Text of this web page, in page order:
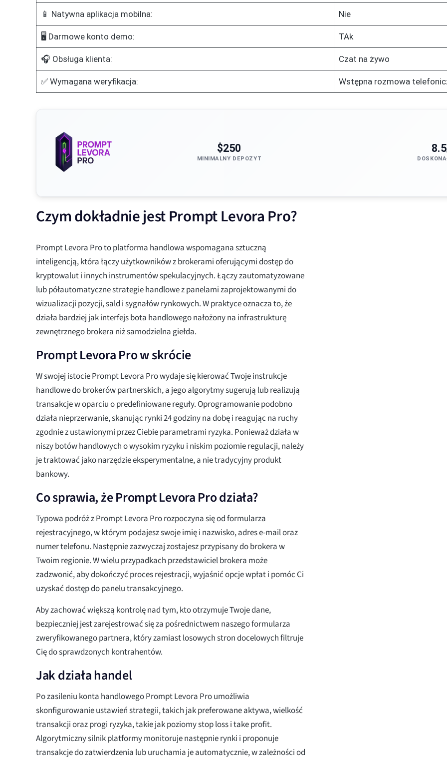
📱 Natywna aplikacja mobilna: Nie
🖥️ Darmowe konto demo: TAk
🎧 Obsługa klienta: Czat na żywo
✅ Wymagana weryfikacja: Wstępna rozmowa
$250
MINIMALNY DEPOZYT
Czym dokładnie jest Prompt Levora Pro?
Prompt Levora Pro to platforma handlowa wspomagana sztuczną
inteligencją, która łączy użytkowników z brokerami oferującymi dostęp do
kryptowalut i innych instrumentów spekulacyjnych. Łączy zautomatyzowane
lub półautomatyczne strategie handlowe z panelami zaprojektowanymi do
wizualizacji pozycji, sald i sygnałów rynkowych. W praktyce oznacza to, że
działa bardziej jak interfejs bota handlowego nałożony na infrastrukturę
zewnętrznego brokera niż samodzielna giełda.
Prompt Levora Pro w skrócie
W swojej istocie Prompt Levora Pro wydaje się kierować Twoje instrukcje
handlowe do brokerów partnerskich, a jego algorytmy sugerują lub realizują
transakcje w oparciu o predefiniowane reguły. Oprogramowanie podobno
działa nieprzerwanie, skanując rynki 24 godziny na dobę i reagując na ruchy
zgodnie z ustawionymi przez Ciebie parametrami ryzyka. Ponieważ działa w
niszy botów handlowych o wysokim ryzyku i niskim poziomie regulacji, należy
je traktować jako narzędzie eksperymentalne, a nie tradycyjny produkt
bankowy.
Co sprawia, że Prompt Levora Pro działa?
Typowa podróż z Prompt Levora Pro rozpoczyna się od formularza
rejestracyjnego, w którym podajesz swoje imię i nazwisko, adres e-mail oraz
numer telefonu. Następnie zazwyczaj zostajesz przypisany do brokera w
Twoim regionie. W wielu przypadkach przedstawiciel brokera może
zadzwonić, aby dokończyć proces rejestracji, wyjaśnić opcje wpłat i pomóc Ci
uzyskać dostęp do panelu transakcyjnego.
Aby zachować większą kontrolę nad tym, kto otrzymuje Twoje dane,
bezpieczniej jest zarejestrować się za pośrednictwem naszego formularza
zweryfikowanego partnera, który zamiast losowych stron docelowych filtruje
Cię do sprawdzonych kontrahentów.
Jak działa handel
Po zasileniu konta handlowego Prompt Levora Pro umożliwia
skonfigurowanie ustawień strategii, takich jak preferowane aktywa, wielkość
transakcji oraz progi ryzyka, takie jak poziomy stop loss i take profit.
Algorytmiczny silnik platformy monitoruje następnie rynki i proponuje
transakcje do zatwierdzenia lub uruchamia je automatycznie, w zależności od